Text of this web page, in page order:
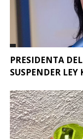
PRESIDENTA
SUSPENDER